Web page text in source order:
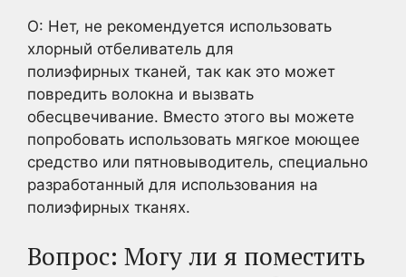
О: Нет, не рекомендуется использовать
хлорный отбеливатель для
полиэфирных тканей, так как это может
повредить волокна и вызвать
обесцвечивание. Вместо этого вы можете
попробовать использовать мягкое моющее
средство или пятновыводитель, специально
разработанный для использования на
полиэфирных тканях.
Вопрос: Могу ли я поместить